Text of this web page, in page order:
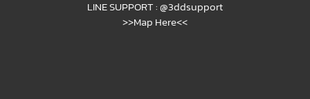
LINE SUPPORT :@3ddsupport
>>Map Here<<